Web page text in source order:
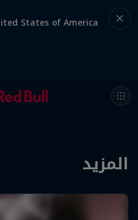
States of America
المزيد